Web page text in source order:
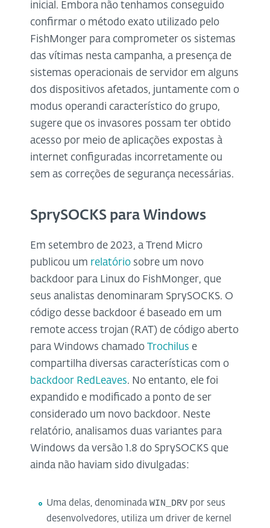
inicial. Embora não tenhamos conseguido
confirmar o método exato utilizado pelo
FishMonger para comprometer os sistemas
das vítimas nesta campanha, a presença de
sistemas operacionais de servidor em alguns
dos dispositivos afetados, juntamente com o
modus operandi característico do grupo,
sugere que os invasores possam ter obtido
acesso por meio de aplicações expostas à
internet configuradas incorretamente ou
sem as correções de segurança necessárias.
SprySOCKS para Windows
Em setembro de 2023, a Trend Micro
publicou um relatório sobre um novo
backdoor para Linux do FishMonger, que
seus analistas denominaram SprySOCKS. O
código desse backdoor é baseado em um
remote access trojan (RAT) de código aberto
para Windows chamado Trochilus e
compartilha diversas características com o
backdoor RedLeaves. No entanto, ele foi
expandido e modificado a ponto de ser
considerado um novo backdoor. Neste
relatório, analisamos duas variantes para
Windows da versão 1.8 do SprySOCKS que
ainda não haviam sido divulgadas:
Uma delas, denominadaWIN_DRV por seus
desenvolvedores, utiliza um driver de kernel